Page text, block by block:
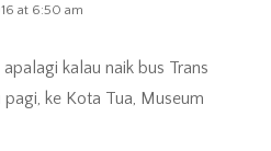
at 6:50 am
kalau naik bus Trans
pagi, ke Kota Tua, Museum